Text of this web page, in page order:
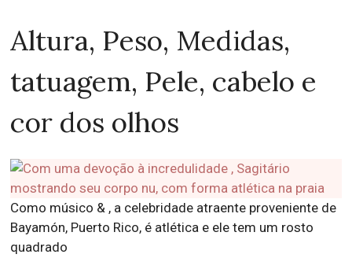
Altura, Peso, Medidas,
tatuagem, Pele, cabelo e
cor dos olhos
Como músico & , a celebridade atraente proveniente de
Bayamón, Puerto Rico, é atlética e ele tem um rosto
quadrado